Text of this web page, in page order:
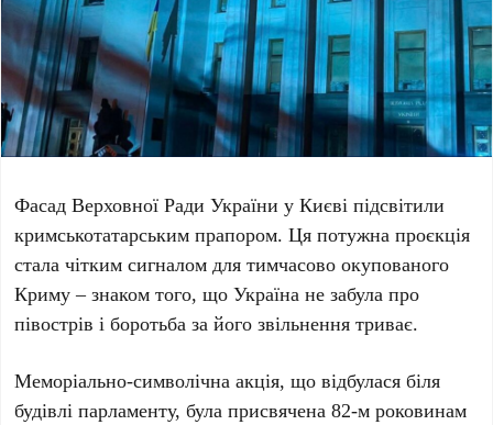
ФасадВерховної Ради України у Києві підсвітили
кримськотатарським прапором. Ця потужна проєкція
стала чітким сигналом для тимчасово окупованого
Криму – знаком того, що Україна не забула про
півострів і боротьба за його звільнення триває.
Меморіально-символічна акція, що відбулася біля
будівлі парламенту, була присвячена82-м роковинам